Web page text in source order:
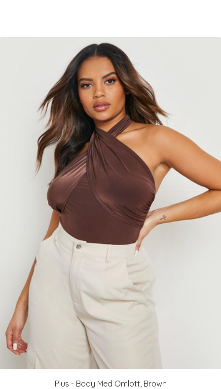
Plus - Body Med Omlott, Brown